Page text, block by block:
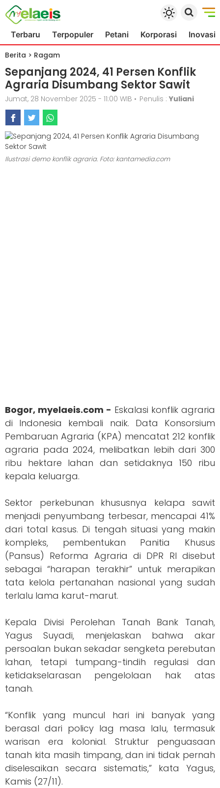
Terbaru Terpopuler Petani Korporasi Inovasi
Berita > Ragam
Sepanjang 2024, 41 Persen Konflik
Agraria Disumbang Sektor Sawit
Jumat, 28 November 2025 - 11:00 WIB • Penulis : Yuliani
Ilustrasi demo konflik agraria. Foto: kantamedia.com
Bogor, myelaeis.com - Eskalasi konflik agraria
di Indonesia kembali naik. Data Konsorsium
Pembaruan Agraria (KPA) mencatat 212 konflik
agraria pada 2024, melibatkan lebih dari 300
ribu hektare lahan dan setidaknya 150 ribu
kepala keluarga.
Sektor perkebunan khususnya kelapa sawit
menjadi penyumbang terbesar, mencapai 41%
dari total kasus. Di tengah situasi yang makin
kompleks, pembentukan Panitia Khusus
(Pansus) Reforma Agraria di DPR RI disebut
sebagai “harapan terakhir” untuk merapikan
tata kelola pertanahan nasional yang sudah
terlalu lama karut-marut.
Kepala Divisi Perolehan Tanah Bank Tanah,
Yagus Suyadi, menjelaskan bahwa akar
persoalan bukan sekadar sengketa perebutan
lahan, tetapi tumpang-tindih regulasi dan
ketidakselarasan pengelolaan hak atas
tanah.
“Konflik yang muncul hari ini banyak yang
berasal dari policy lag masa lalu, termasuk
warisan era kolonial. Struktur penguasaan
tanah kita masih timpang, dan ini tidak pernah
diselesaikan secara sistematis,” kata Yagus,
Kamis (27/11).